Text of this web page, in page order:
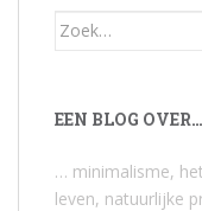
Zoek
EEN BLOG OVER…
… minimalisme,
leven, natuurlijke